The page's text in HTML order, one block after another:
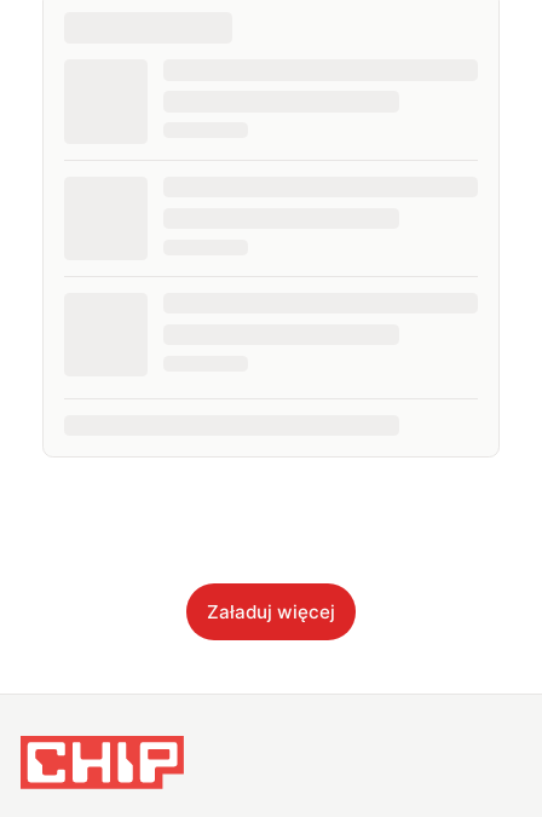
Załaduj więcej